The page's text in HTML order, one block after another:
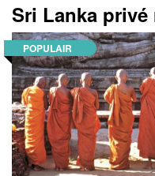
Sri Lanka
POPULAIR